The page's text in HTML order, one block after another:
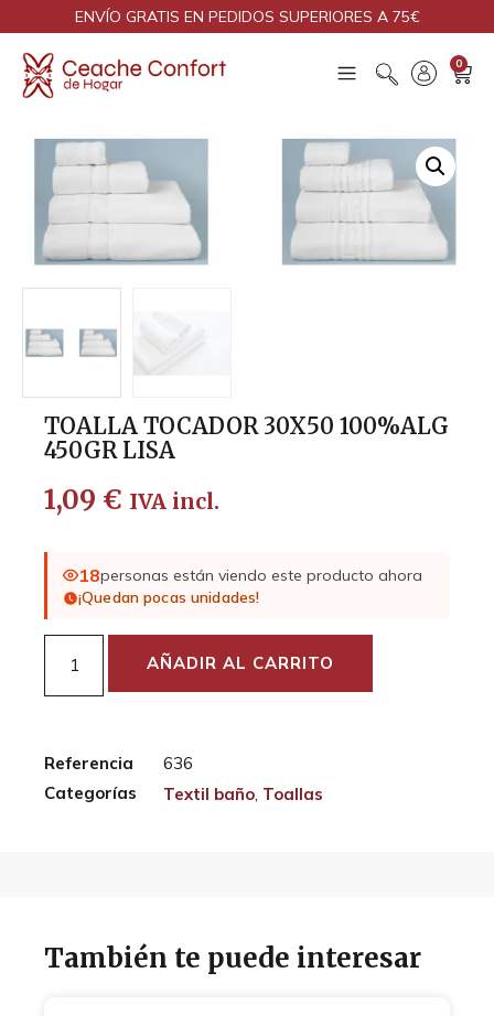
ENVÍO GRATIS EN PEDIDOS SUPERIORES A 75€
0
TOALLA TOCADOR 30X50 100%ALG
450GR LISA
1,09 € IVA incl.
18personas están viendo este producto ahora
¡Quedan pocas unidades!
AÑADIR AL CARRITO
Referencia
636
Categorías
Textil baño, Toallas
También te puede interesar